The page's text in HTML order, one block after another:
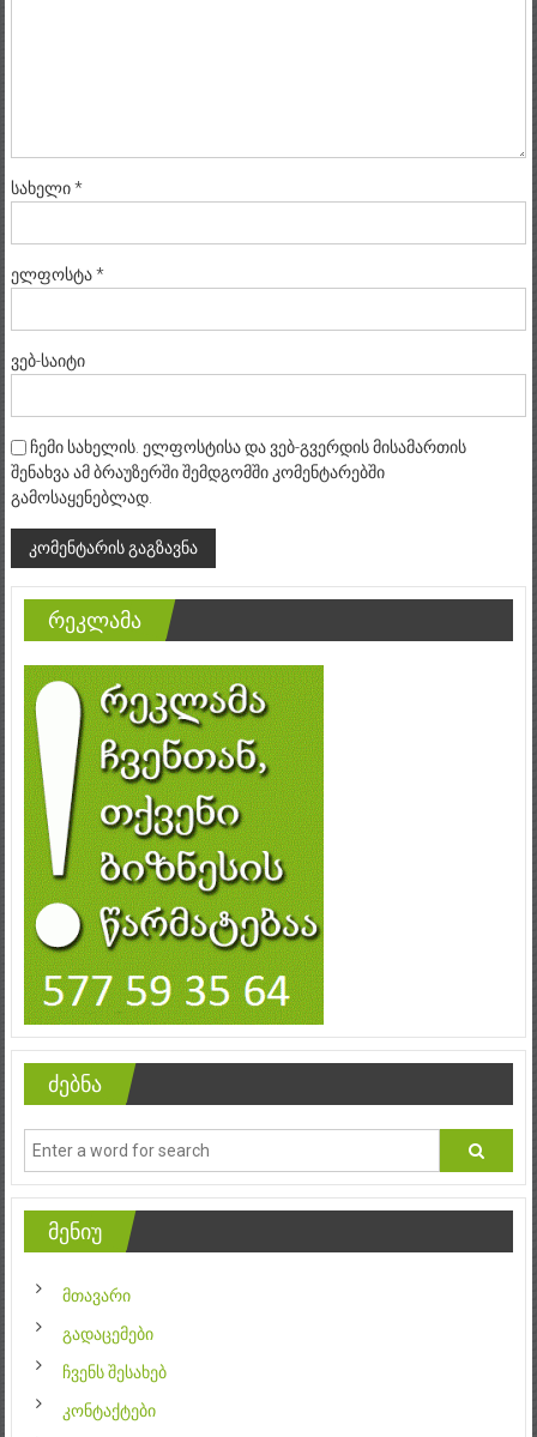
სახელი*
ელფოსტა*
ვებ-საიტი
ჩემი სახელის. ელფოსტისა და ვებ-გვერდის მისამართის
შენახვა ამ ბრაუზერში შემდგომში კომენტარებში
გამოსაყენებლად.
რეკლამა
ძებნა
მენიუ
მთავარი
გადაცემები
ჩვენს შესახებ
კონტაქტები